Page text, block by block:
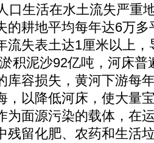
口生活在水土流失严重
的耕地平均每年达6万
流失表土达1厘米以上
积泥沙92亿吨，河床普
库容损失，黄河下游每
，以降低河床，使大量
为面源污染的载体，在
残留化肥、农药和生活